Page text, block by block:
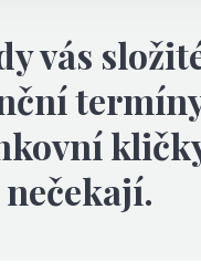
vás
nečekají.